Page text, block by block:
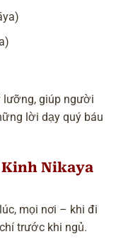
lưỡng, giúp người
lời dạy quý báu
Kinh Nikaya
mọi nơi – khi đi
trước khi ngủ.